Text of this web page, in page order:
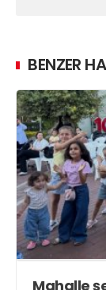
BENZER
Mahalle